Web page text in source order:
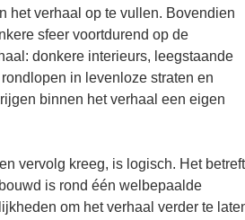
het verhaal op te vullen. Bovendien
sfeer voortdurend op de
donkere interieurs, leegstaande
in levenloze straten en
binnen het verhaal een eigen
vervolg kreeg, is logisch. Het betreft
is rond één welbepaalde
om het verhaal verder te